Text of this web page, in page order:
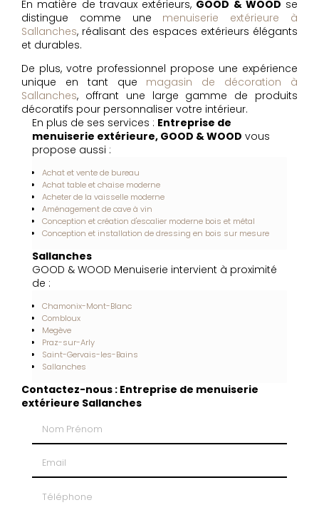
En matière de travaux extérieurs, GOOD & WOOD se
distingue comme une menuiserie extérieure à
Sallanches, réalisant des espaces extérieurs élégants
et durables.
De plus, votre professionnel propose une expérience
unique en tant que magasin de décoration à
Sallanches, offrant une large gamme de produits
décoratifs pour personnaliser votre intérieur.
En plus de ses services : Entreprise de
menuiserie extérieure, GOOD & WOOD vous
propose aussi :
Achat et vente de bureau
Achat table et chaise moderne
Acheter de la vaisselle moderne
Aménagement de cave à vin
Conception et création d'escalier moderne bois et métal
Conception et installation de dressing en bois sur mesure
Sallanches
GOOD & WOOD Menuiserie intervient à proximité
de :
Chamonix-Mont-Blanc
Combloux
Megève
Praz-sur-Arly
Saint-Gervais-les-Bains
Sallanches
Contactez-nous : Entreprise de menuiserie
extérieure Sallanches